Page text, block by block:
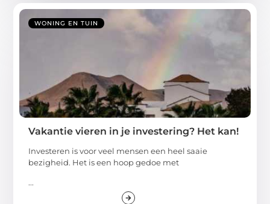
WONING EN TUIN
Vakantie vieren in je investering? Het kan!
Investeren is voor veel mensen een heel saaie
bezigheid. Het is een hoop gedoe met
...